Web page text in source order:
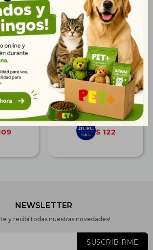
2
Dos Gatos 2 Kg
$ 151
$ 109
$ 122
NEWSLETTER
y recibí todas nuestras novedades!
SUSCRIBIRME